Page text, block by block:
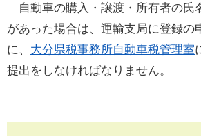
自動車の購入・譲渡・所有者の氏
があった場合は、運輸支局に登録の
に、 大分県税事務所自動車税管理室
提出をしなければなりません。